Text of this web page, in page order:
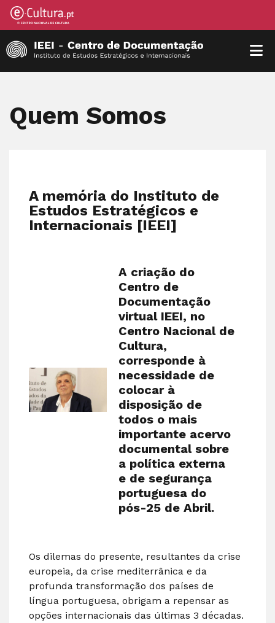
Quem Somos
A memória do Instituto de
Estudos Estratégicos e
Internacionais [IEEI]
A criação do
Centro de
Documentação
virtual IEEI, no
Centro Nacional de
Cultura,
corresponde à
necessidade de
colocar à
disposição de
todos o mais
importante acervo
documental sobre
a política externa
e de segurança
portuguesa do
pós-25 de Abril.
Os dilemas do presente, resultantes da crise
europeia, da crise mediterrânica e da
profunda transformação dos países de
língua portuguesa, obrigam a repensar as
opções internacionais das últimas 3 décadas.